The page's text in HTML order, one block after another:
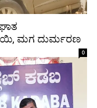
ಮಗ ದುರ್ಮರಣ
0